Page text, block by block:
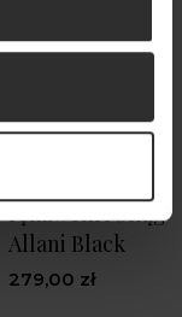
rękawem i
Allani Black
279,00 zł